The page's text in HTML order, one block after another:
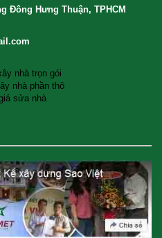
Đông Hưng Thuận, TPHCM
nhà trọn gói
nhà phần thô
sửa nhà